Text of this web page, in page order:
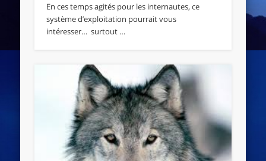
En ces temps agités pour les internautes, ce
système d’exploitation pourrait vous
intéresser… surtout …